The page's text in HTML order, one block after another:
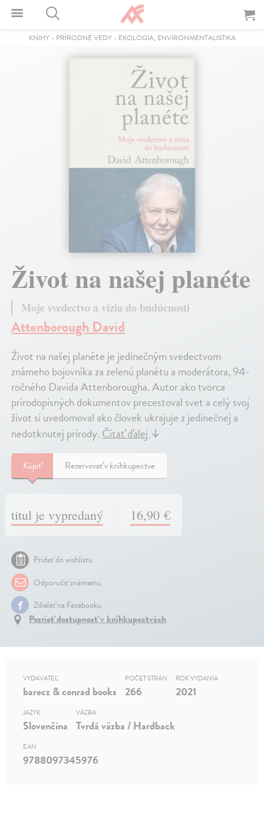
KNIHY- PRÍRODNÉ VEDY- EKOLÓGIA, ENVIRONMENTALISTIKA
Život na našej planéte
Moje svedectvo a vízia do budúcnosti
Attenborough David
Život na našej planéte je jedinečným svedectvom
známeho bojovníka za zelenú planétu a moderátora, 94-
ročného Davida Attenborougha. Autor ako tvorca
prírodopisných dokumentov precestoval svet a celý svoj
život si uvedomoval ako človek ukrajuje z jedinečnej a
nedotknutej prírody.Čítať ďalej↓
Kúpiť Rezervovať v kníhkupectve
titul je vypredaný 16,90 €
Pridať do wishlistu
Odporučiť známemu
Zdielať na Facebooku
Pozrieť dostupnosť v kníhkupectvách
VYDAVATEĽ
barecz & conrad books
POČET STRÁN
266
ROK VYDANIA
2021
JAZYK
Slovenčina
VÄZBA
Tvrdá väzba / Hardback
EAN
9788097345976